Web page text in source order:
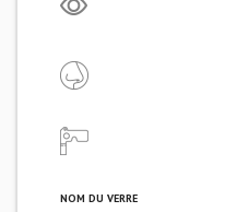
NOM DU VERRE